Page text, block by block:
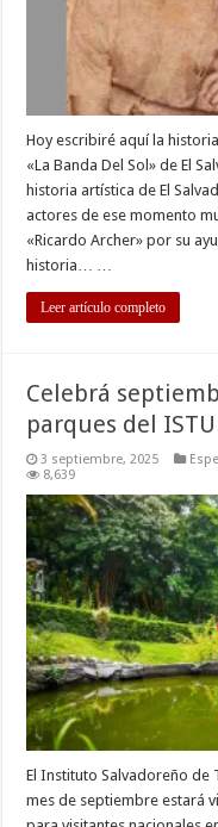
Hoy escribiré aquí la
«La Banda Del Sol» de El
historia artística de El
actores de ese momento
«Ricardo Archer» por su
historia… …
Leer artículo completo
Celebrá
parques del ISTU
3 septiembre, 2025
8,639
El Instituto Salvadoreño de
mes de septiembre estará